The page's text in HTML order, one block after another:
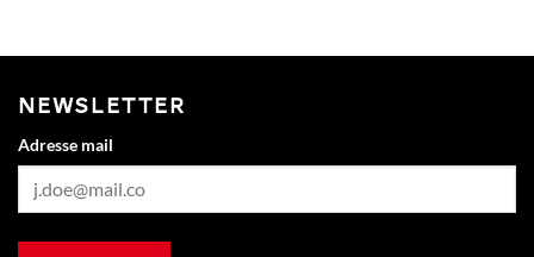
NEWSLETTER
Adresse mail